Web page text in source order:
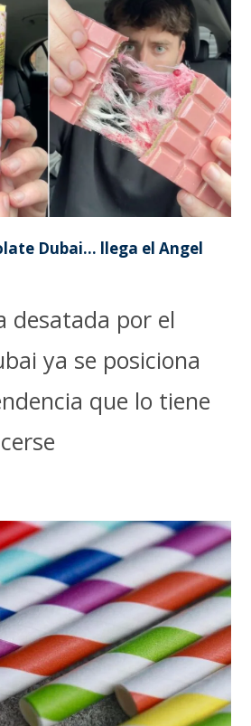
Dubai… llega el Angel
desatada por el
ya se posiciona
que lo tiene